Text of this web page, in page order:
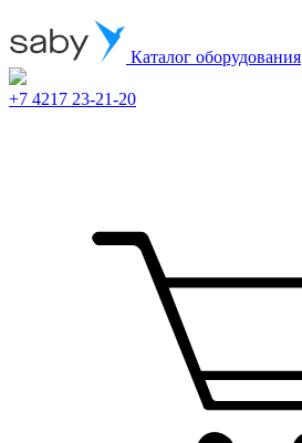
Каталог оборудования
+7 4217 23-21-20